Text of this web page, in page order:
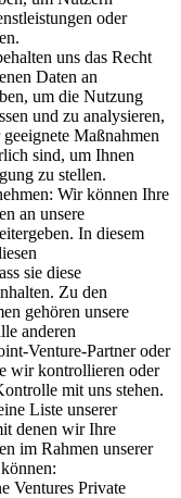
oder
uns das Recht
Daten an
um die Nutzung
und zu analysieren,
Maßnahmen
sind, um Ihnen
zu stellen.
Wir können Ihre
an unsere
In diesem
sie diese
Zu den
gehören unsere
anderen
Venture-Partner oder
wir kontrollieren oder
mit uns stehen.
Liste unserer
denen wir Ihre
im Rahmen unserer
Ventures Private